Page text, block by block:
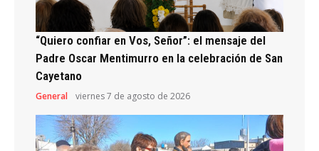
“Quiero confiar en Vos, Señor”: el mensaje del
Padre Oscar Mentimurro en la celebración de San
Cayetano
General viernes 7 de agosto de 2026